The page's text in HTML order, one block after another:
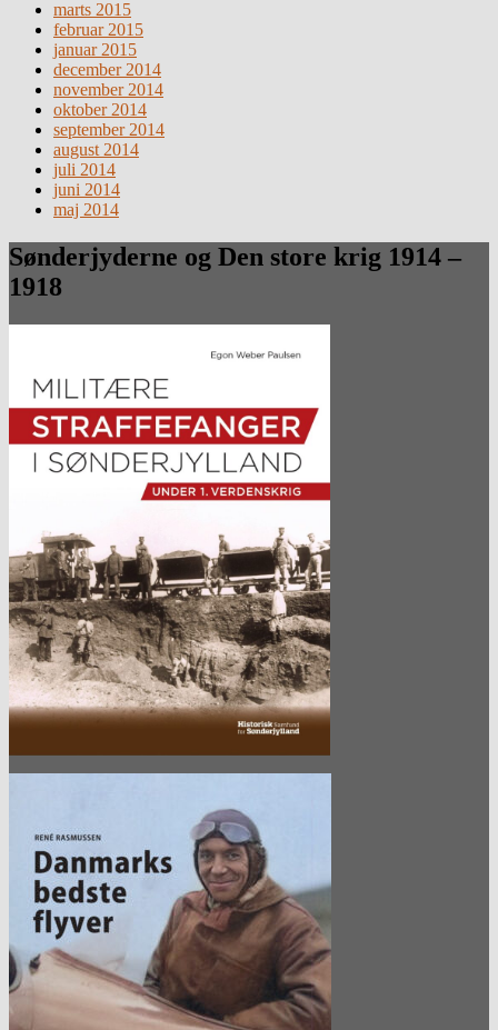
marts 2015
februar 2015
januar 2015
december 2014
november 2014
oktober 2014
september 2014
august 2014
juli 2014
juni 2014
maj 2014
Sønderjyderne og Den store krig 1914 –
1918